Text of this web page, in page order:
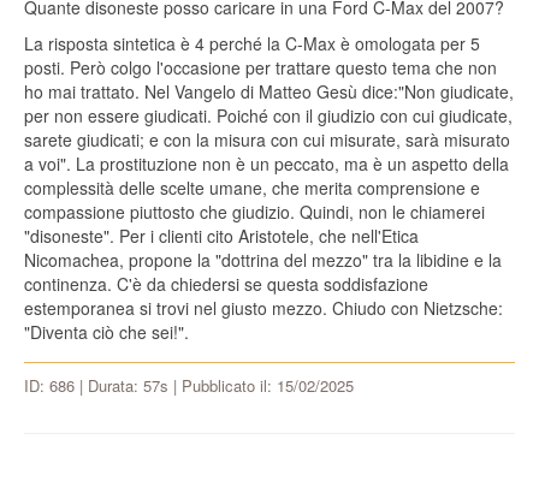
Quante disoneste posso caricare in una Ford C-Max del 2007?
La risposta sintetica è 4 perché la C-Max è omologata per 5
posti. Però colgo l'occasione per trattare questo tema che non
ho mai trattato. Nel Vangelo di Matteo Gesù dice:"Non giudicate,
per non essere giudicati. Poiché con il giudizio con cui giudicate,
sarete giudicati; e con la misura con cui misurate, sarà misurato
a voi". La prostituzione non è un peccato, ma è un aspetto della
complessità delle scelte umane, che merita comprensione e
compassione piuttosto che giudizio. Quindi, non le chiamerei
"disoneste". Per i clienti cito Aristotele, che nell'Etica
Nicomachea, propone la "dottrina del mezzo" tra la libidine e la
continenza. C'è da chiedersi se questa soddisfazione
estemporanea si trovi nel giusto mezzo. Chiudo con Nietzsche:
"Diventa ciò che sei!".
ID: 686 | Durata: 57s | Pubblicato il: 15/02/2025